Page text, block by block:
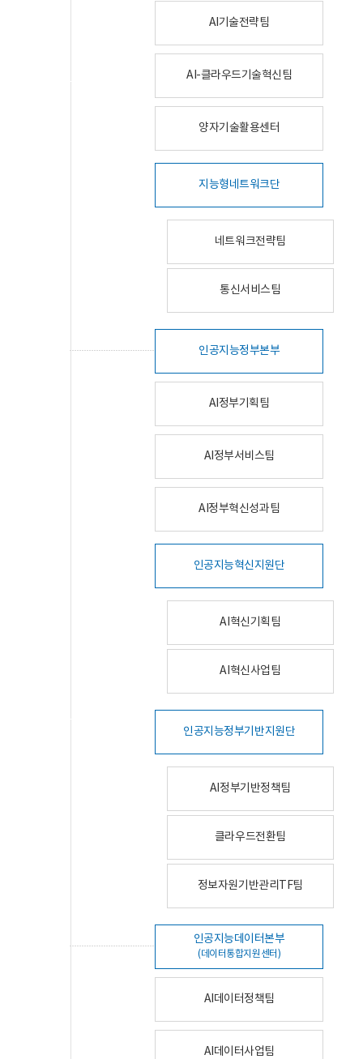
AI기술전략팀
AI-클라우드기술혁신팀
양자기술활용센터
지능형네트워크단
네트워크전략팀
통신서비스팀
인공지능정부본부
AI정부기획팀
AI정부서비스팀
AI정부혁신성과팀
인공지능혁신지원단
AI혁신기획팀
AI혁신사업팀
인공지능정부기반지원단
AI정부기반정책팀
클라우드전환팀
정보자원기반관리TF팀
인공지능데이터본부
(데이터통합지원센터)
AI데이터정책팀
AI데이터사업팀